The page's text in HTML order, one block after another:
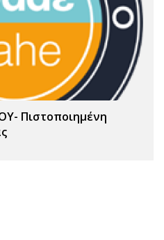
Πιστοποιημένη